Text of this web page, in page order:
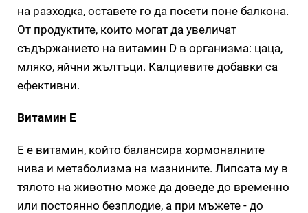
на разходка, оставете го да посети поне балкона.
От продуктите, които могат да увеличат
съдържанието на витамин D в организма: цаца,
мляко, яйчни жълтъци. Калциевите добавки са
ефективни.
Витамин Е
Е е витамин, който балансира хормоналните
нива и метаболизма на мазнините. Липсата му в
тялото на животно може да доведе до временно
или постоянно безплодие, а при мъжете - до